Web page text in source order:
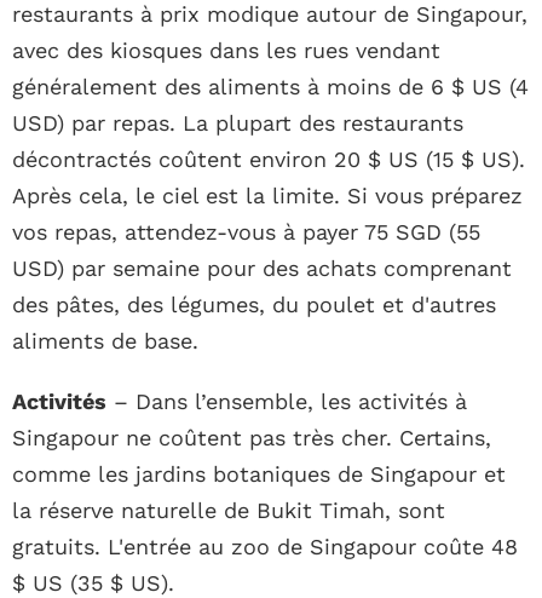
restaurants à prix modique autour de Singapour,
avec des kiosques dans les rues vendant
généralement des aliments à moins de 6 $ US (4
USD) par repas. La plupart des restaurants
décontractés coûtent environ 20 $ US (15 $ US).
Après cela, le ciel est la limite. Si vous préparez
vos repas, attendez-vous à payer 75 SGD (55
USD) par semaine pour des achats comprenant
des pâtes, des légumes, du poulet et d'autres
aliments de base.
Activités – Dans l’ensemble, les activités à
Singapour ne coûtent pas très cher. Certains,
comme les jardins botaniques de Singapour et
la réserve naturelle de Bukit Timah, sont
gratuits. L'entrée au zoo de Singapour coûte 48
$ US (35 $ US).